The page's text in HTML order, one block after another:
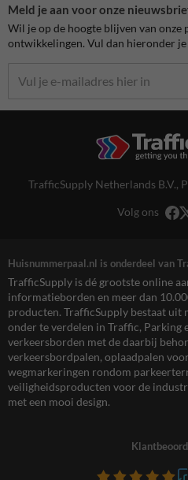
Meld je aan voor onze
Wil je op de hoogte blijven van onze
ontwikkelingen. Vul dan hieronder
TrafficSupply Netherlands B.V.,
Volg ons
Huisnummerpaal.nl is onderdeel van
TrafficSupply is dé grootste online
informatieborden en meer dan
producten. TrafficSupply bestaat uit
onder te verdelen in Traffic, Parking
verkeersborden met de daarbij
verkeersbordpalen, oplaadpalen
wegmarkeringen rondom
veiligheidsproducten voor de
met een mooi design.